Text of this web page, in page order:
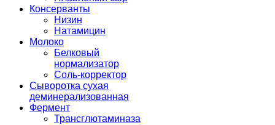
Консерванты
Низин
Натамицин
Молоко
Белковый
нормализатор
Соль-корректор
Сыворотка сухая
деминерализованная
Фермент
Трансглютаминаза